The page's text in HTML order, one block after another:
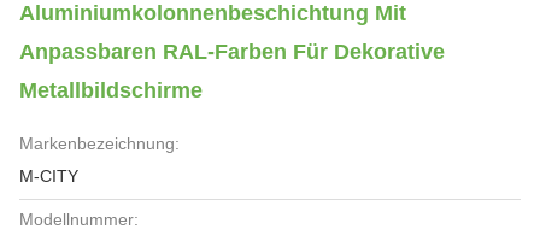
Aluminiumkolonnenbeschichtung Mit
Anpassbaren RAL-Farben Für Dekorative
Metallbildschirme
Markenbezeichnung:
M-CITY
Modellnummer: